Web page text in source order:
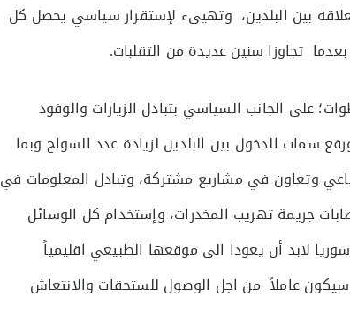
بين البلدين، وتهيىء لإستقرار سياسي يحصل كل
تجاوزا سنين عديدة من التقلبات.
على الجانب السياسي بتبادل الزيارات والوفود
سمات الدخول بين البلدين لزيادة عدد السواح وبما
وتعاون في مشاريع مشتركة، وتبادل المعلومات في
جريمة تهريب المخدرات، وإستخدام كل الوسائل
لابد أن يعودا الى موقعها الطبيعي اقليمياً
سيكون عاملاً من اجل الوصول للستحقات والانتعاش